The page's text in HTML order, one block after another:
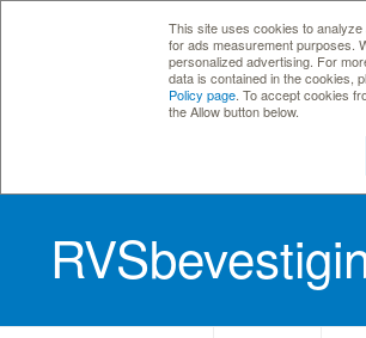
This site uses cookies to
for ads measurement purposes.
personalized advertising. For
data is contained in the cookies,
Policy page . To accept cookies
the Allow button below.